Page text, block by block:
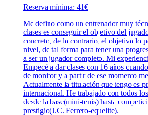
Reserva mínima: 41€
Me defino como un entrenador muy
clases es conseguir el objetivo del
concreto, de lo contrario, el objetivo lo
nivel, de tal forma para tener una
a ser un jugador completo. Mi
Empecé a dar clases con 16 años
de monitor y a partir de ese momento
Actualmente la titulación que tengo es
internacional. He trabajado con todos
desde la base(mini-tenis) hasta
prestigio(J.C. Ferrero-equelite).